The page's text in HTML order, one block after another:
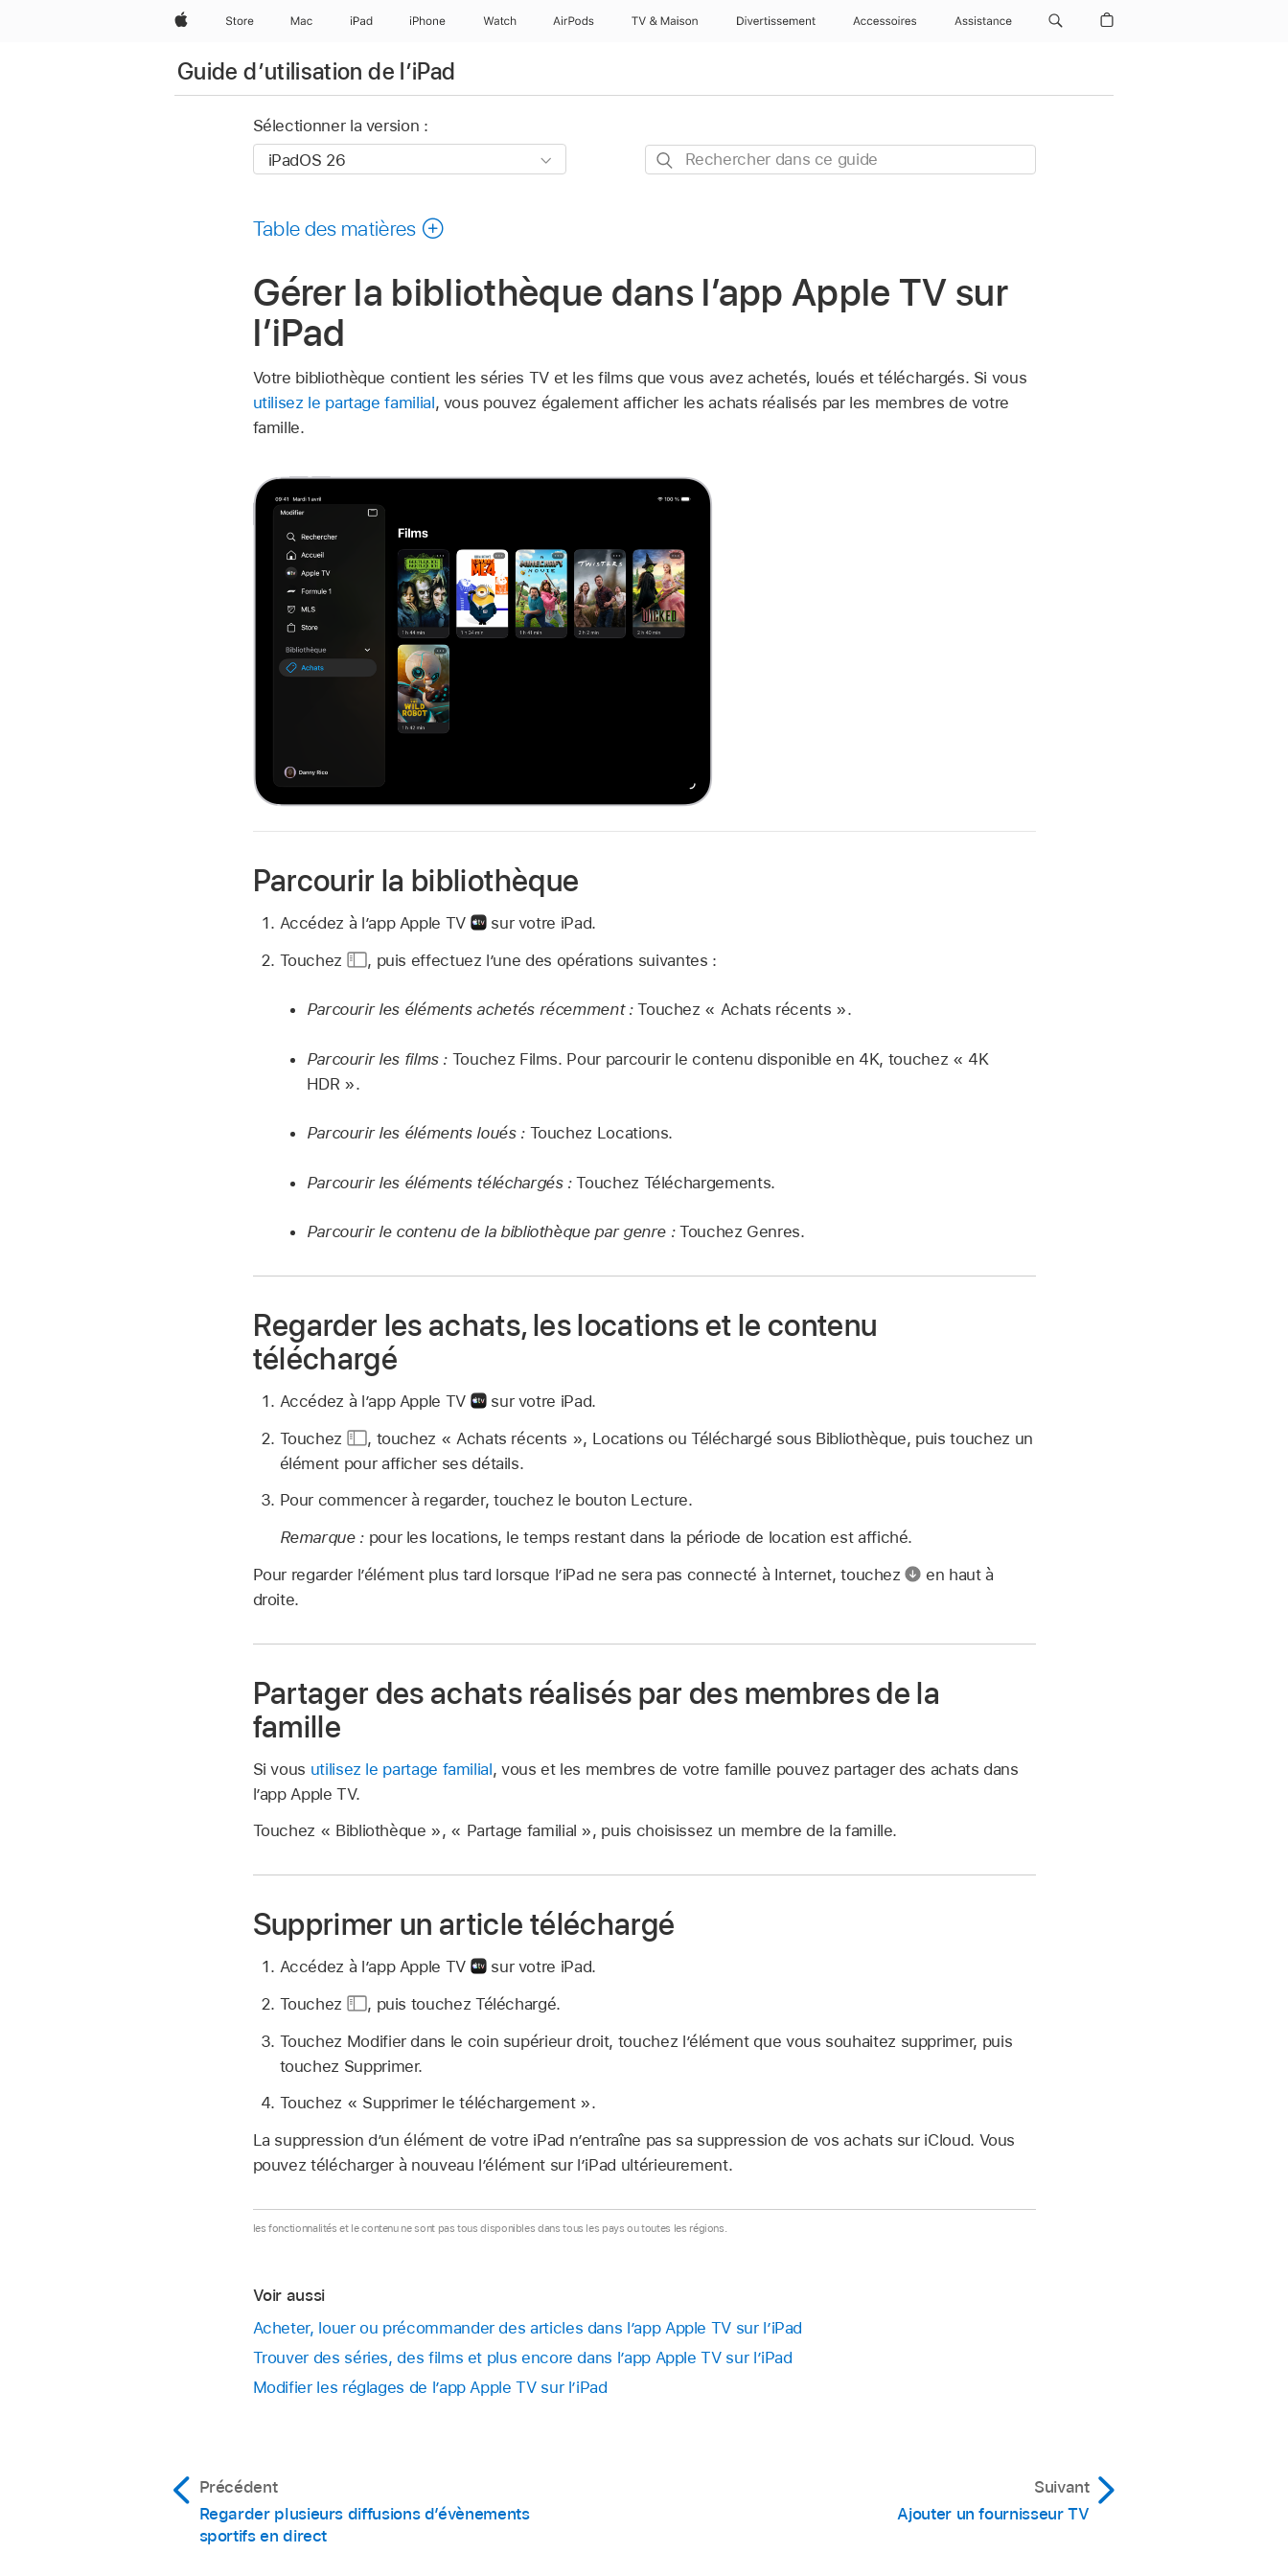
AppleStore Mac iPad iPhone Watch AirPods TV & Maison Divertissements Accessoires Assistance
Guide d’utilisation de l’iPad
Sélectionner la version :
Rechercher
Table des matières
Gérer la bibliothèque dans l’app Apple TV sur
l’iPad
Votre bibliothèque contient les séries TV et les films que vous avez achetés, loués et téléchargés. Si vous
utilisez le partage familial, vous pouvez également afficher les achats réalisés par les membres de votre
famille.
Parcourir la bibliothèque
Accédez à l’app Apple TV
sur votre iPad.
Touchez
, puis effectuez l’une des opérations suivantes :
Parcourir les éléments achetés récemment :Touchez « Achats récents ».
Parcourir les films : Touchez Films. Pour parcourir le contenu disponible en 4K, touchez « 4K
HDR ».
Parcourir les éléments loués : Touchez Locations.
Parcourir les éléments téléchargés :Touchez Téléchargements.
Parcourir le contenu de la bibliothèque par genre :Touchez Genres.
Regarder les achats, les locations et le contenu
téléchargé
Accédez à l’app Apple TV
sur votre iPad.
Touchez
, touchez « Achats récents », Locations ou Téléchargé sous Bibliothèque, puis touchez un
élément pour afficher ses détails.
Pour commencer à regarder, touchez le bouton Lecture.
Remarque : pour les locations, le temps restant dans la période de location est affiché.
Pour regarder l’élément plus tard lorsque l’iPad ne sera pas connecté à Internet, touchez
en haut à
droite.
Partager des achats réalisés par des membres de la
famille
Si vous utilisez le partage familial, vous et les membres de votre famille pouvez partager des achats dans
l’app Apple TV.
Touchez « Bibliothèque », « Partage familial », puis choisissez un membre de la famille.
Supprimer un article téléchargé
Accédez à l’app Apple TV
sur votre iPad.
Touchez
, puis touchez Téléchargé.
Touchez Modifier dans le coin supérieur droit, touchez l’élément que vous souhaitez supprimer, puis
touchez Supprimer.
Touchez « Supprimer le téléchargement ».
La suppression d’un élément de votre iPad n’entraîne pas sa suppression de vos achats sur iCloud. Vous
pouvez télécharger à nouveau l’élément sur l’iPad ultérieurement.
les fonctionnalités et le contenu ne sont pas tous disponibles dans tous les pays ou toutes les régions.
Voir aussi
Acheter, louer ou précommander des articles dans l’app Apple TV sur l’iPad
Trouver des séries, des films et plus encore dans l’app Apple TV sur l’iPad
Modifier les réglages de l’app Apple TV sur l’iPad
Précédent
Regarder plusieurs diffusions d’évènements
sportifs en direct
Suivant
Ajouter un fournisseur TV